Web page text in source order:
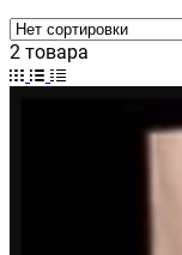
2 товара